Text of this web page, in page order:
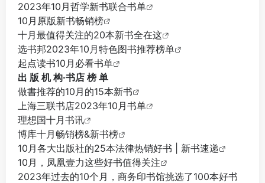
2023年10月哲学新书联合书单
10月原版新书畅销榜
十月最值得关注的20本新书全在这
选书邦2023年10月特色图书推荐榜单
起点读书10月必看书单
出 版 机 构·书店 榜 单
做書推荐的10月的15本新书
上海三联书店2023年10月书单
理想国十月书讯
博库十月畅销榜&新书榜
10月各大出版社的25本法律热销好书 | 新书速递
10月，凤凰壹力这些好书值得关注
2023年过去的10个月，商务印书馆挑选了100本好书